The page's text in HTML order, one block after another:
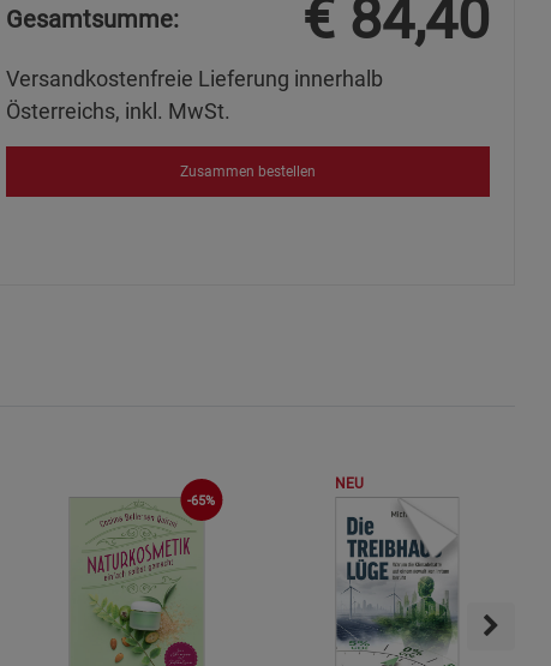
Gesamtsumme: € 84,40
Versandkostenfreie Lieferung innerhalb
Österreichs, inkl. MwSt.
Zusammen bestellen
-65%
NEU